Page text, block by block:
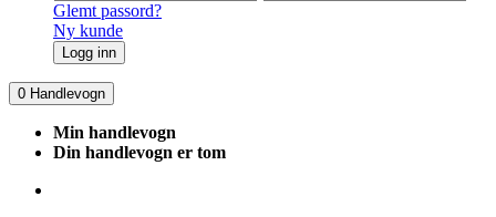
Glemt passord?
Ny kunde
Logg inn
0 Handlevogn
Min handlevogn
Din handlevogn er tom